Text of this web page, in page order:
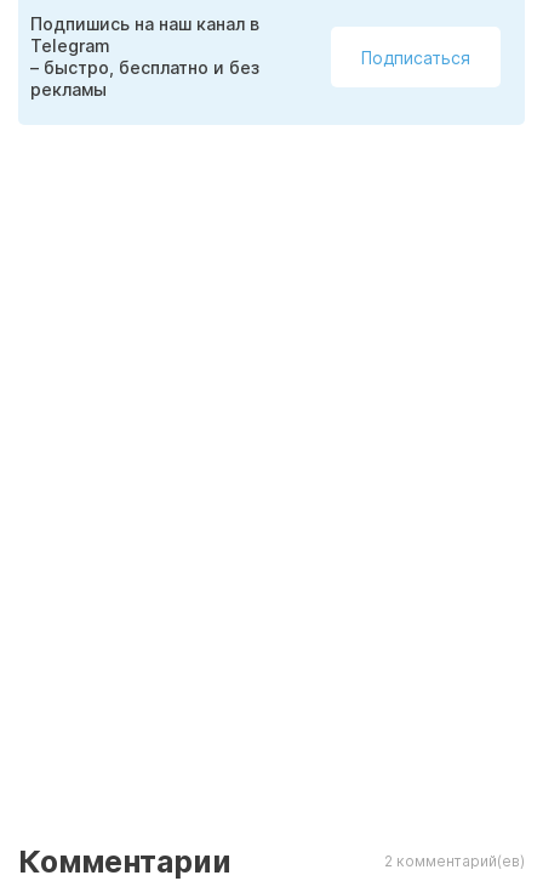
Подпишись на наш канал в
Telegram
– быстро, бесплатно и без
рекламы
Подписаться
Комментарии 2 комментарий(ев)